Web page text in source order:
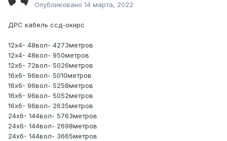
Опубликовано 14 марта, 2022
ДРС кабель ссд-окнрс
12х4- 48вол- 4273метров
12х4- 48вол- 950метров
12х6- 72вол- 5026метров
16х6- 96вол- 5010метров
16х6- 96вол- 5258метров
16х6- 96вол- 5052метров
16х6- 96вол- 2635метров
24х6- 144вол- 5763метров
24х6- 144вол- 2698метров
24х6- 144вол- 3665метров